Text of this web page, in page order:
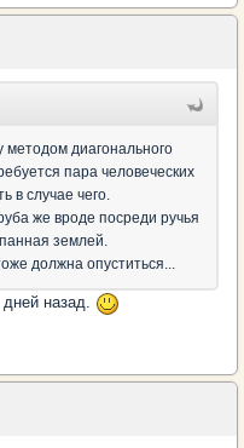
методом диагонального
пара человеческих
в случае чего.
же вроде посреди ручья
землей.
должна опуститься...
назад.